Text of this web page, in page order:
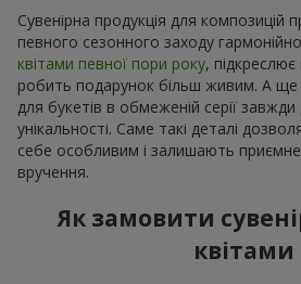
Сувенірна продукція для композицій
певного сезонного заходу
квітами певної пори року, підкреслює
робить подарунок більш живим. А ще
для букетів в обмеженій серії завжди
унікальності. Саме такі деталі
себе особливим і залишають приємне
вручення.
Як замовити
квітами